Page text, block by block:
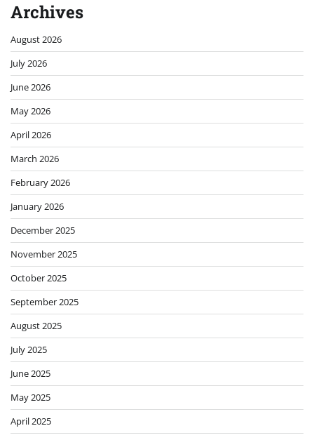
Archives
August 2026
July 2026
June 2026
May 2026
April 2026
March 2026
February 2026
January 2026
December 2025
November 2025
October 2025
September 2025
August 2025
July 2025
June 2025
May 2025
April 2025